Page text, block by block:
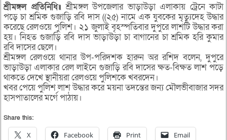
শ্রীমঙ্গল প্রতিনিধি॥ শ্রীমঙ্গল উপজেলার ভাড়াউড়া এলাকায় ট্রেনে কাটা
পড়ে চা শ্রমিক গুজাড়ি রবি দাস ((২৫) নামে এক যুবকের মৃত্যুদেহ উদ্ধার
করেছে রেলওয়ে পুলিশ। ২১ জুলাই বৃহস্পতিবার দুপুরে লাশটি উদ্ধার করা
হয়। নিহত গুজাড়ি রবি দাস ভাড়াউড়া চা বাগানের চা শ্রমিক হরি কুমার
রবি দাসের ছেলে।
শ্রীমঙ্গল রেলওয়ে থানার উপ-পরিদশক হারুন অর রশিদ বলেন, দুপুরে
ভাড়াউড়া এলাকার রেল লাইনে গুজাড়ি রবি দাসের ক্ষত-বিক্ষত লাশ পড়ে
থাকতে দেখে স্থানীয়রা রেলওয়ে পুলিশকে খবরদেন।
খবর পেয়ে পুলিশ লাশ উদ্ধার করে ময়না তদন্তের জন্য মৌলভীবাজার সদর
হাসপাতালের মর্গে পাঠায়।
Share this:
X Facebook Print Email